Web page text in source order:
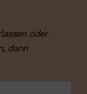
oder
dann